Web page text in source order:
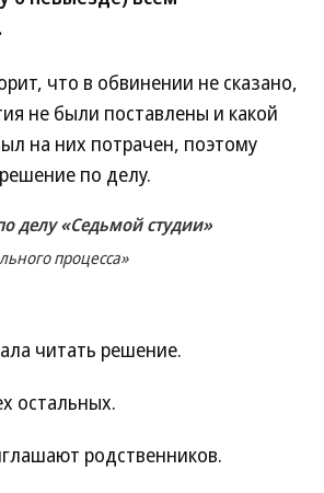
что в обвинении не сказано,
не были поставлены и какой
на них потрачен, поэтому
по делу.
делу «Седьмой студии»
процесса»
читать решение.
остальных.
родственников.